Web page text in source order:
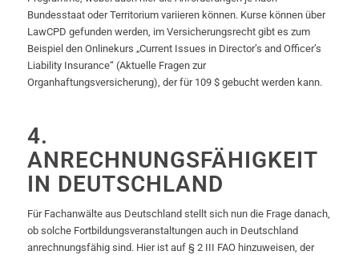
Bundesstaat oder Territorium variieren können. Kurse können über
LawCPD gefunden werden, im Versicherungsrecht gibt es zum
Beispiel den Onlinekurs „Current Issues in Director’s and Officer’s
Liability Insurance“ (Aktuelle Fragen zur
Organhaftungsversicherung), der für 109 $ gebucht werden kann.
4.
ANRECHNUNGSFÄHIGKEIT
IN DEUTSCHLAND
Für Fachanwälte aus Deutschland stellt sich nun die Frage danach,
ob solche Fortbildungsveranstaltungen auch in Deutschland
anrechnungsfähig sind. Hier ist auf § 2 III FAO hinzuweisen, der